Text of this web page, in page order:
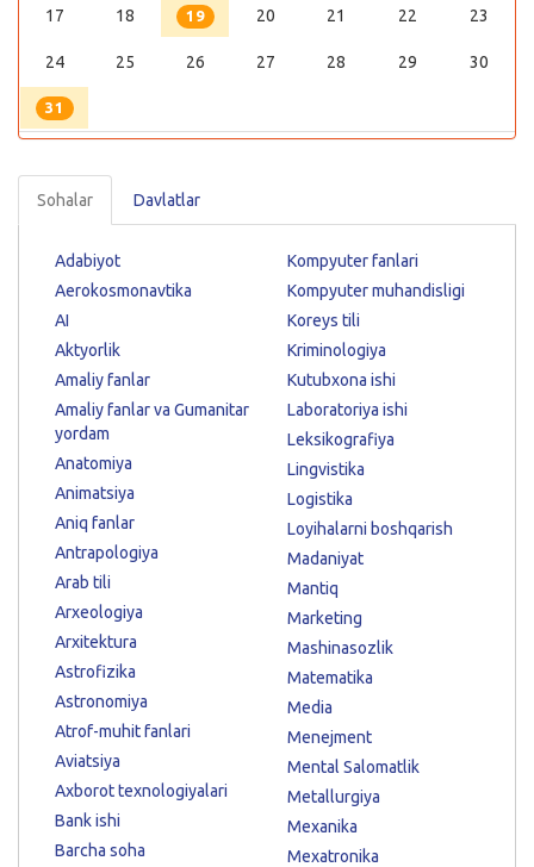
17 18 19 20 21 22 23
24 25 26 27 28 29 30
31
Sohalar Davlatlar
Adabiyot
Aerokosmonavtika
AI
Aktyorlik
Amaliy fanlar
Amaliy fanlar va Gumanitar
yordam
Anatomiya
Animatsiya
Aniq fanlar
Antrapologiya
Arab tili
Arxeologiya
Arxitektura
Astrofizika
Astronomiya
Atrof-muhit fanlari
Aviatsiya
Axborot texnologiyalari
Bank ishi
Barcha soha
Kompyuter fanlari
Kompyuter muhandisligi
Koreys tili
Kriminologiya
Kutubxona ishi
Laboratoriya ishi
Leksikografiya
Lingvistika
Logistika
Loyihalarni boshqarish
Madaniyat
Mantiq
Marketing
Mashinasozlik
Matematika
Media
Menejment
Mental Salomatlik
Metallurgiya
Mexanika
Mexatronika